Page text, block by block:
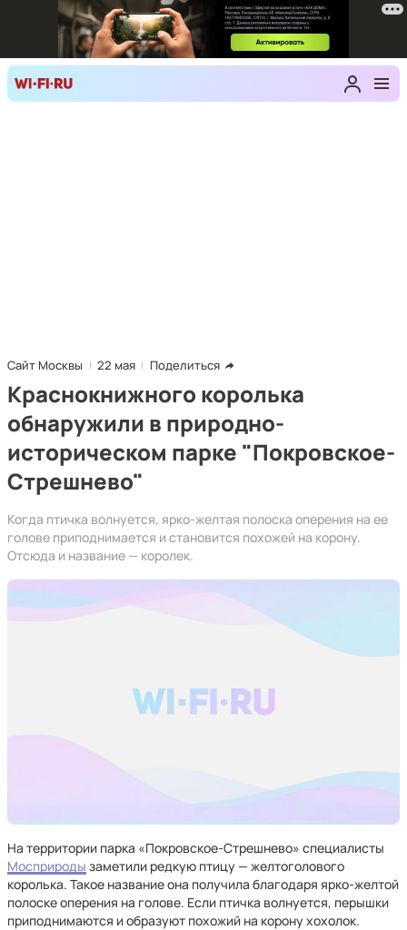
Сайт Москвы 22 мая Поделиться
Краснокнижного королька
обнаружили в природно-
историческом парке "Покровское-
Стрешнево"
Когда птичка волнуется, ярко-желтая полоска оперения на ее
голове приподнимается и становится похожей на корону.
Отсюда и название — королек.
На территории парка «Покровское-Стрешнево» специалисты
Мосприроды заметили редкую птицу — желтоголового
королька. Такое название она получила благодаря ярко-желтой
полоске оперения на голове. Если птичка волнуется, перышки
приподнимаются и образуют похожий на корону хохолок.